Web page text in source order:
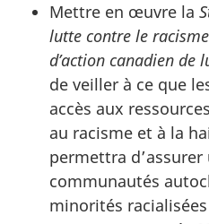
Mettre en œuvre la
lutte contre le
d’action canadien de
de veiller à ce que
accès aux
au racisme et à la
permettra
communautés
minorités